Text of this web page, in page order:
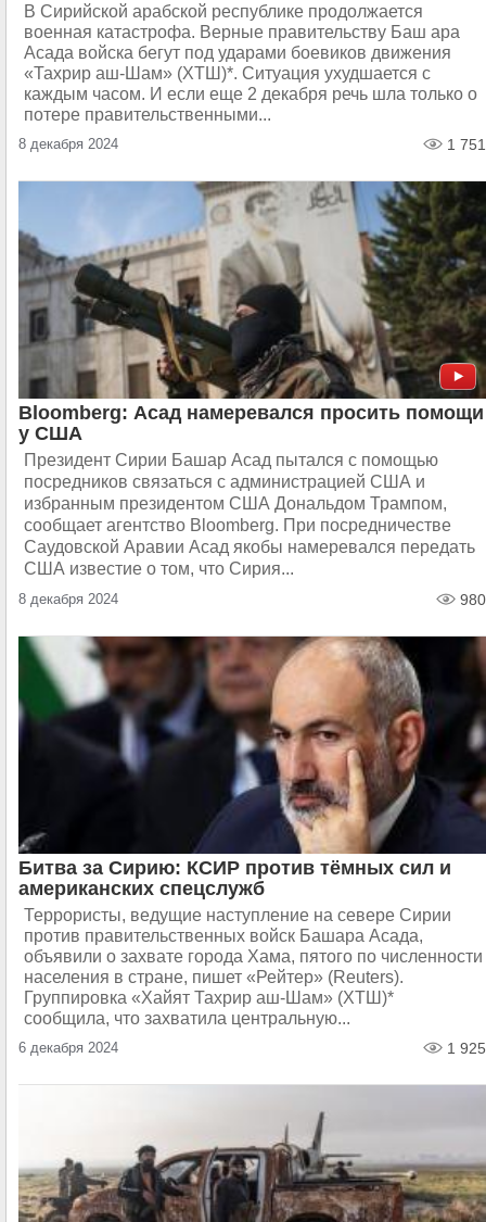
В Сирийской арабской республике продолжается
военная катастрофа. Верные правительству Баш ара
Асада войска бегут под ударами боевиков движения
«Тахрир аш-Шам» (ХТШ)*. Ситуация ухудшается с
каждым часом. И если еще 2 декабря речь шла только о
потере правительственными...
8 декабря 2024 1 751
Bloomberg: Асад намеревался просить помощи
у США
Президент Сирии Башар Асад пытался с помощью
посредников связаться с администрацией США и
избранным президентом США Дональдом Трампом,
сообщает агентство Bloomberg. При посредничестве
Саудовской Аравии Асад якобы намеревался передать
США известие о том, что Сирия...
8 декабря 2024 980
Битва за Сирию: КСИР против тёмных сил и
американских спецслужб
Террористы, ведущие наступление на севере Сирии
против правительственных войск Башара Асада,
объявили о захвате города Хама, пятого по численности
населения в стране, пишет «Рейтер» (Reuters).
Группировка «Хайят Тахрир аш-Шам» (ХТШ)*
сообщила, что захватила центральную...
6 декабря 2024 1 925